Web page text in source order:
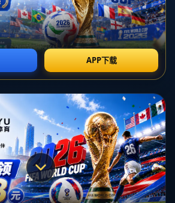
中国)官方网站_AYX SPORTSAll Rights by
爱游戏官网
客服 地图 搜索